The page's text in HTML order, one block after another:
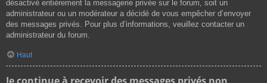
désactivé entièrement la messagerie privée sur le forum, soit un
administrateur ou un modérateur a décidé de vous empêcher d’envoyer
des messages privés. Pour plus d’informations, veuillez contacter un
administrateur du forum.
Haut